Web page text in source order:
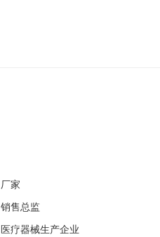
厂家
销售总监
医疗器械生产企业